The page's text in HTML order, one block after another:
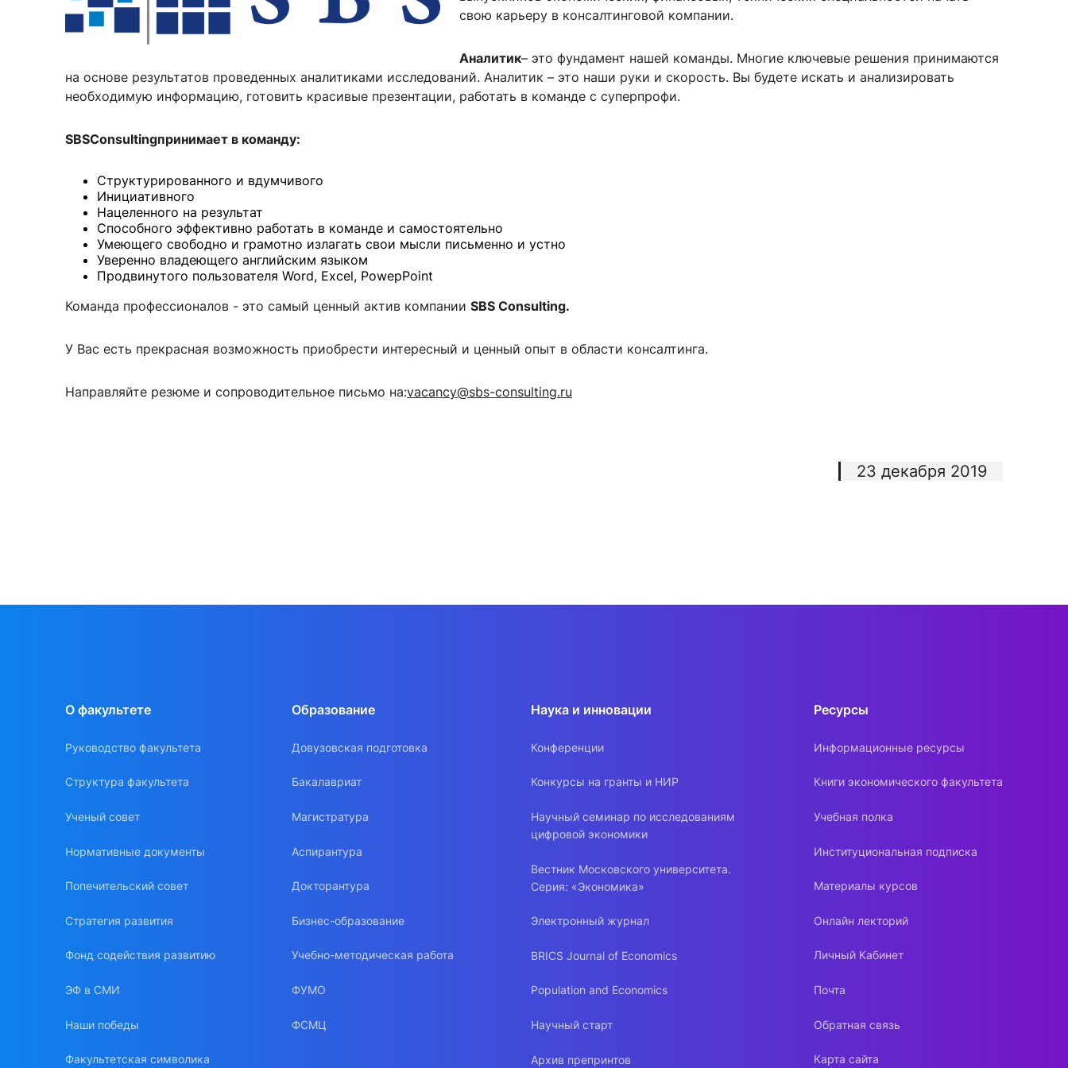
Оплата обучения онлайн
Закрепление
Межфакультетские курсы
Расписание
Новости / события / мероприятия
Практика, стажировка и трудоустройство
Новости / события / мероприятия
Информационные ресурсы ИИ в образовании
Научный старт
Журналы
Журнал «Вестник Московского университета». Серия: «Экономика»
BRICS Journal of Economics
Контакты
свою карьеру в консалтинговой компании.
Аналитик– это фундамент нашей команды. Многие ключевые решения принимаются
на основе результатов проведенных аналитиками исследований. Аналитик – это наши руки и скорость. Вы будете искать и анализировать
необходимую информацию, готовить красивые презентации, работать в команде с суперпрофи.
SBSConsultingпринимает в команду:
Структурированного и вдумчивого
Инициативного
Нацеленного на результат
Способного эффективно работать в команде и самостоятельно
Умеющего свободно и грамотно излагать свои мысли письменно и устно
Уверенно владеющего английским языком
Продвинутого пользователя Word, Excel, PowepPoint
Команда профессионалов - это самый ценный актив компании SBS Consulting.
У Вас есть прекрасная возможность приобрести интересный и ценный опыт в области консалтинга.
Направляйте резюме и сопроводительное письмо на:vacancy@sbs-consulting.ru
23 декабря 2019
О факультете
Руководство факультета
Структура факультета
Ученый совет
Нормативные документы
Попечительский совет
Стратегия развития
Фонд содействия развитию
ЭФ в СМИ
Наши победы
Факультетская символика
Образование
Довузовская подготовка
Бакалавриат
Магистратура
Аспирантура
Докторантура
Бизнес-образование
Учебно-методическая работа
ФУМО
ФСМЦ
Наука и инновации
Конференции
Конкурсы на гранты и НИР
Научный семинар по исследованиям
цифровой экономики
Вестник Московского университета.
Серия: «Экономика»
Электронный журнал
BRICS Journal of Economics
Population and Economics
Научный старт
Архив препринтов
Ресурсы
Информационные ресурсы
Книги экономического факультета
Учебная полка
Институциональная подписка
Материалы курсов
Онлайн лекторий
Личный Кабинет
Почта
Обратная связь
Карта сайта